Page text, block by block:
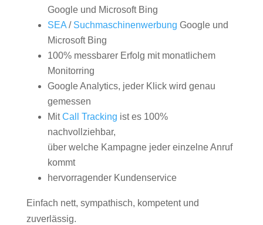
Google und Microsoft Bing
SEA/ Suchmaschinenwerbung Google und
Microsoft Bing
100% messbarer Erfolg mit monatlichem
Monitorring
Google Analytics, jeder Klick wird genau
gemessen
MitCall Tracking ist es 100%
nachvollziehbar,
über welche Kampagne jeder einzelne Anruf
kommt
hervorragender Kundenservice
Einfach nett, sympathisch, kompetent und
zuverlässig.